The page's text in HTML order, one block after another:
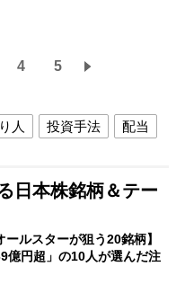
4 5
人 投資手法 配当
日本株銘柄＆テー
ールスターが狙う20銘柄】
億円超」の10人が選んだ注